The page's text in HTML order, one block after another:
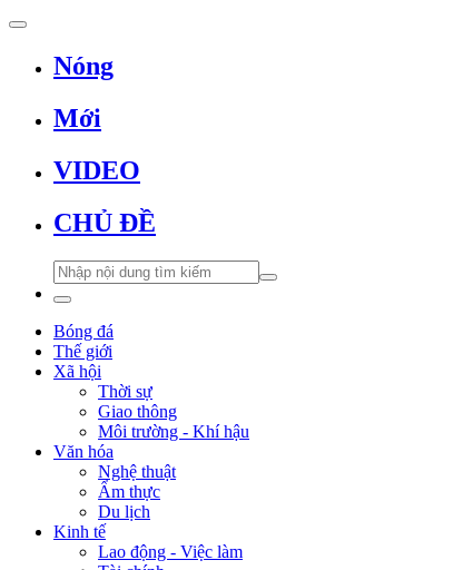
Nóng
Mới
VIDEO
CHỦ ĐỀ
Bóng đá
Thế giới
Xã hội
Thời sự
Giao thông
Môi trường - Khí hậu
Văn hóa
Nghệ thuật
Ẩm thực
Du lịch
Kinh tế
Lao động - Việc làm